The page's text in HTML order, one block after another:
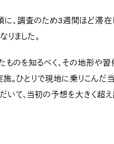
、調査のため3週間ほど滞在し
ました。
ものを知るべく、その地形や
。ひとりで現地に乗りこんだ
いて、当初の予想を大きく超